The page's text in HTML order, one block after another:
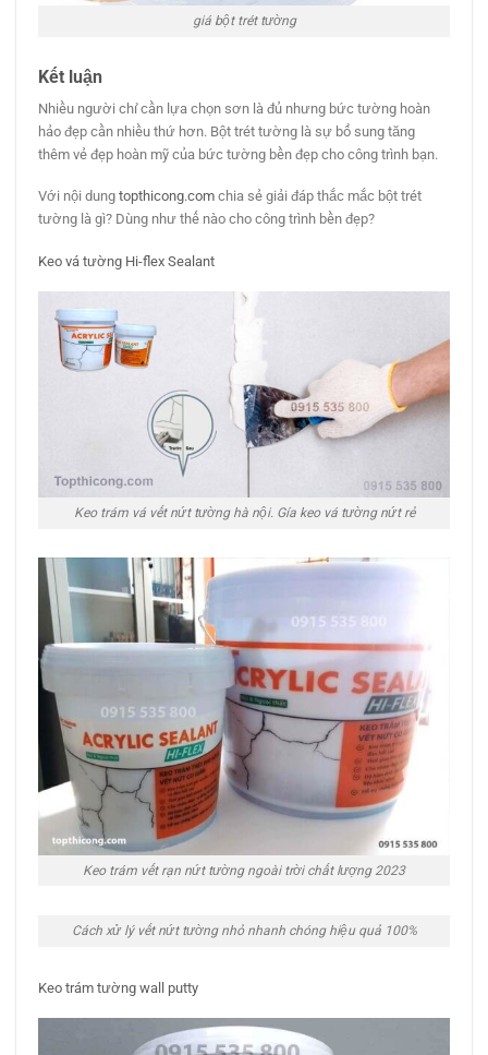
giá bột trét tường
Kết luận
Nhiều người chỉ cần lựa chọn sơn là đủ nhưng bức tường hoàn
hảo đẹp cần nhiều thứ hơn. Bột trét tường là sự bổ sung tăng
thêm vẻ đẹp hoàn mỹ của bức tường bền đẹp cho công trình bạn.
Với nội dungtopthicong.com chia sẻ giải đáp thắc mắc bột trét
tường là gì? Dùng như thế nào cho công trình bền đẹp?
Keo vá tường Hi-flex Sealant
Keo trám vá vết nứt tường hà nội. Gía keo vá tường nứt rẻ
Keo trám vết rạn nứt tường ngoài trời chất lượng 2023
Cách xử lý vết nứt tường nhỏ nhanh chóng hiệu quả 100%
Keo trám tường wall putty